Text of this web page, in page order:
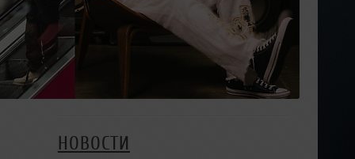
НОВОСТИ